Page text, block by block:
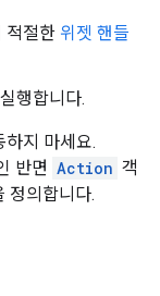
적절한 위젯 핸들
행합니다.
하지 마세요.
반면 Action 객
정의합니다.